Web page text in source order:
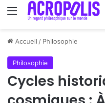
Menu
Accueil / Philosophie
Philosophie
Cycles